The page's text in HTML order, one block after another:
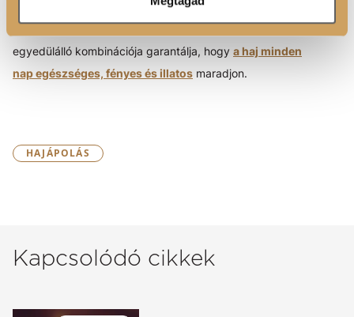
A Luxoya csak szalonokban, hanem otthon is biztosítja a
luxus élményt. Az illatok és az ápoló összetevők
egyedülálló kombinációja garantálja, hogy a haj minden
nap egészséges, fényes és illatos maradjon.
HAJÁPOLÁS
Kapcsolódó cikkek